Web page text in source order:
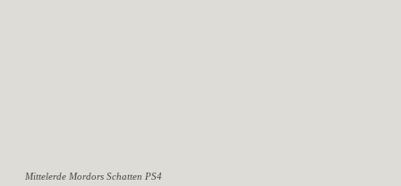
Mittelerde Mordors Schatten PS4